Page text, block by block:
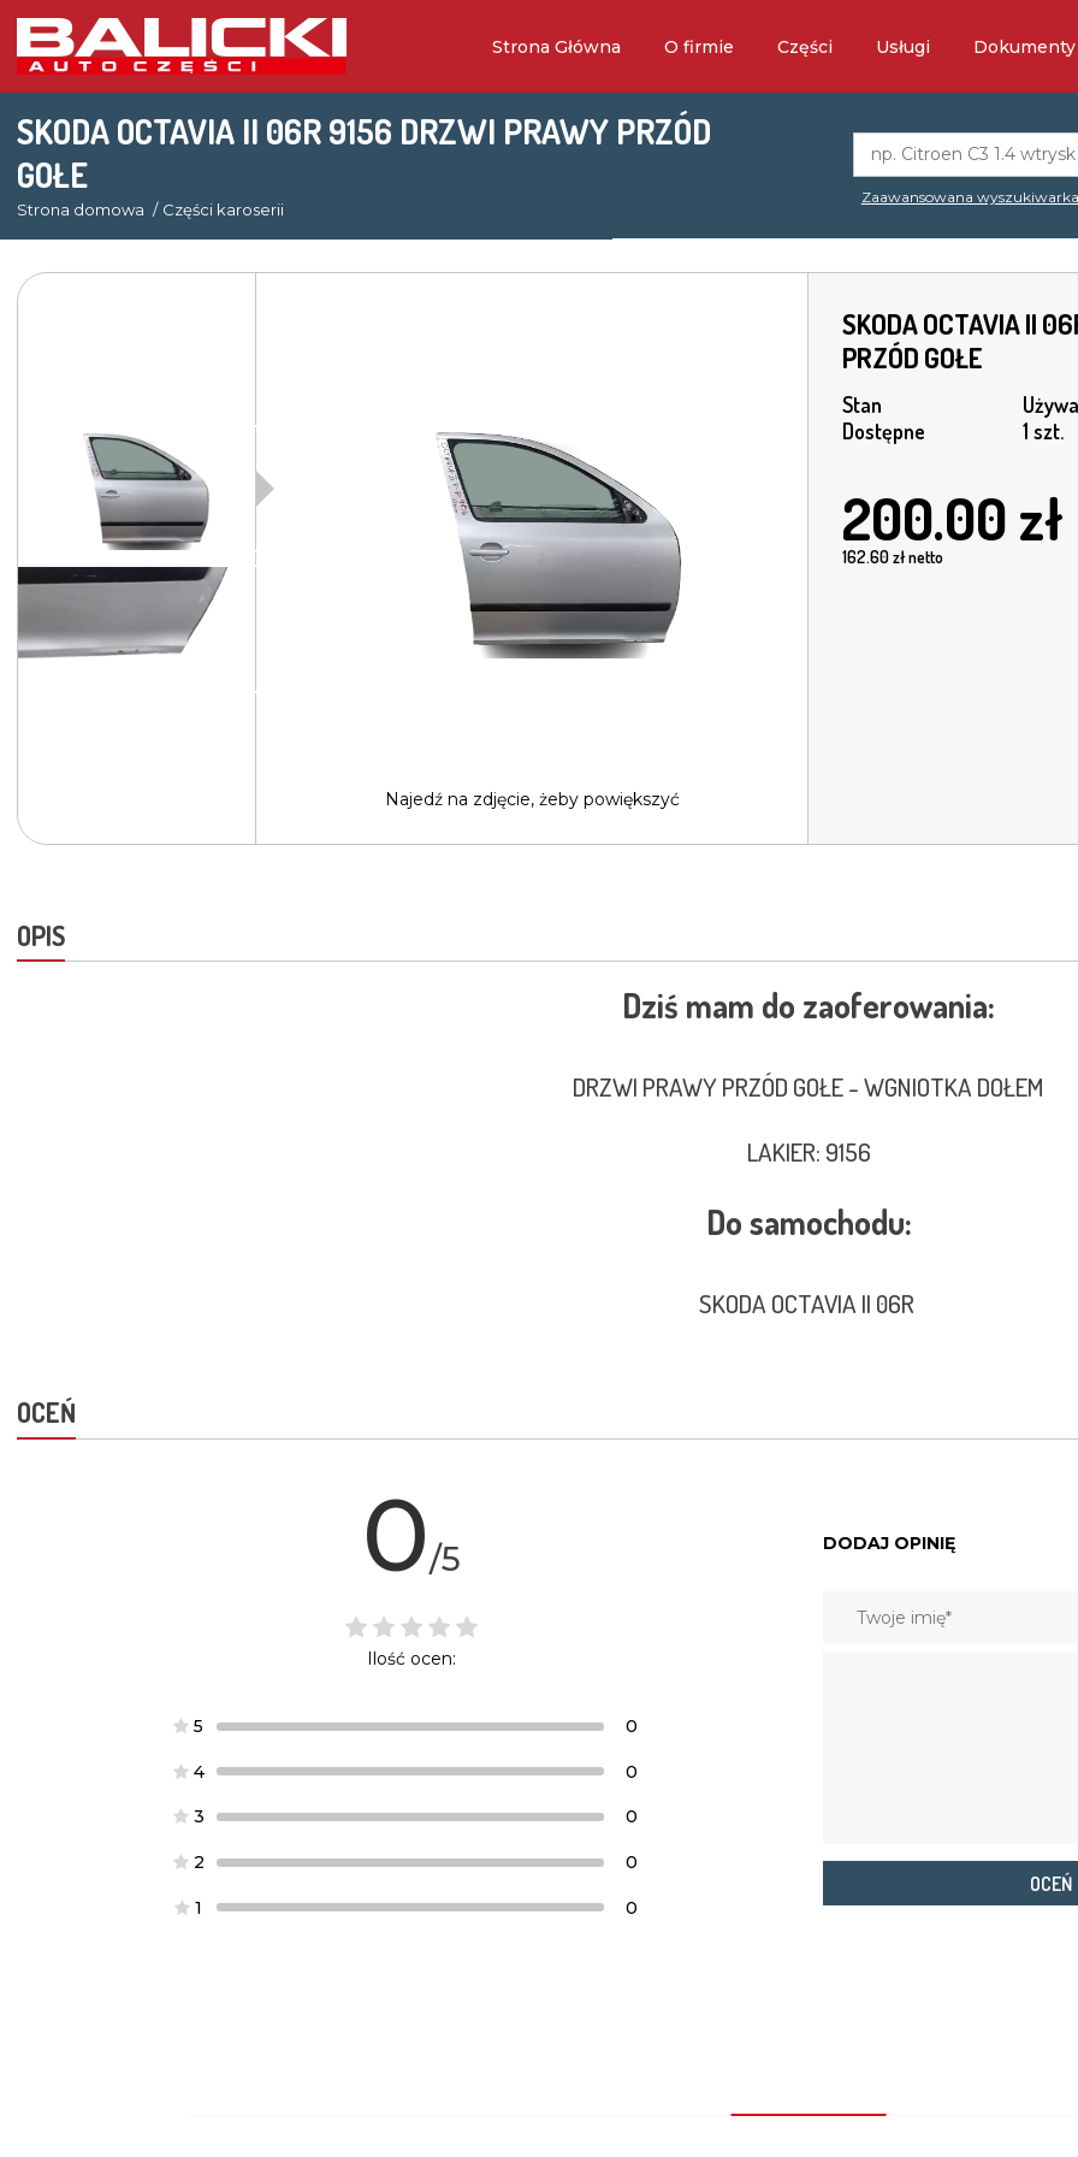
Strona Główna O firmie Części Usługi Dokumenty
SKODA OCTAVIA II 06R 9156 DRZWI PRAWY PRZÓD
GOŁE
Strona domowa Części karoserii
Zaawansowana wyszukiwarka
Najedź na zdjęcie, żeby powiększyć
SKODA OCTAVIA II
PRZÓD GOŁE
Stan
Dostępne
1 szt.
200.00 zł
162.60zł netto
OPIS
Dziś mam do zaoferowania:
DRZWI PRAWY PRZÓD GOŁE - WGNIOTKA DOŁEM
LAKIER: 9156
Do samochodu:
SKODA OCTAVIA II 06R
OCEŃ
0/5
Ilość ocen:
5 0
4 0
3 0
2 0
1 0
DODAJ OPINIĘ
OCEŃ